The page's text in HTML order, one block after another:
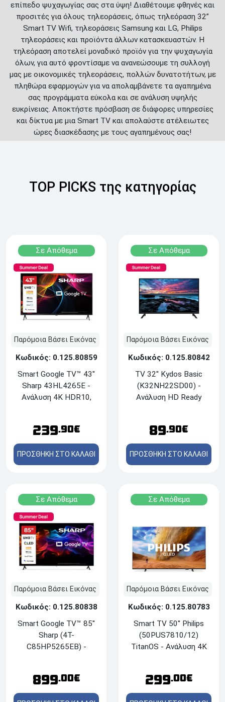
επίπεδο ψυχαγωγίας σας στα ύψη! Διαθέτουμε φθηνές και
προσιτές για όλους τηλεοράσεις, όπως τηλεόραση 32”
Smart TV Wifi, τηλεοράσεις Samsung και LG, Philips
τηλεοράσεις και προϊόντα άλλων κατασκευαστών. Η
τηλεόραση αποτελεί μοναδικό προϊόν για την ψυχαγωγία
όλων, για αυτό φροντίσαμε να ανανεώσουμε τη συλλογή
μας με οικονομικές τηλεοράσεις, πολλών δυνατοτήτων, με
πληθώρα εφαρμογών για να απολαμβάνετε τα αγαπημένα
σας προγράμματα εύκολα και σε ανάλυση υψηλής
ευκρίνειας. Αποκτήστε πρόσβαση σε διάφορες υπηρεσίες
και δίκτυα με μια Smart TV και απολαύστε ατέλειωτες
ώρες διασκέδασης με τους αγαπημένους σας!
TOP PICKS της κατηγορίας
Σε Απόθεμα
Παρόμοια Βάσει Εικόνας
Κωδικός: 0.125.80859
Smart Google TV™ 43''
Sharp 43HL4265E -
Ανάλυση 4K HDR10,
T/T2/C/S/S2 - HDMI,
USB, Ethernet, Wi-Fi,
Bluetooth, Google Cast,
Dolby Atmos®
239.90€
ΠΡΟΣΘΗΚΗ ΣΤΟ ΚΑΛΑΘΙ
Σε Απόθεμα
Παρόμοια Βάσει Εικόνας
Κωδικός: 0.125.80842
TV 32'' Kydos Basic
(K32NH22SD00) -
Ανάλυση HD Ready
HDMI, USB, Με Hotel
TV Mode (Basic passive)
89.90€
ΠΡΟΣΘΗΚΗ ΣΤΟ ΚΑΛΑΘΙ
Σε Απόθεμα
Παρόμοια Βάσει Εικόνας
Κωδικός: 0.125.80838
Smart Google TV™ 85''
Sharp (4T-
C85HP5265EB) -
T/T2/C/S/S2 - HDMI,
Εthernet, Wi-Fi,
899.00€
Σε Απόθεμα
Παρόμοια Βάσει Εικόνας
Κωδικός: 0.125.80783
Smart ΤV 50'' Philips
(50PUS7810/12)
TitanOS - Ανάλυση 4K
HD/C/S/S2 - HDMI,
USB, Wi-Fi, Με ήχο
299.00€